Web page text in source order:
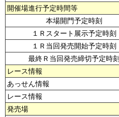
開催場進行予定時間等
本場開門予定時刻
１Ｒスタート展示予定時刻
１Ｒ当回発売開始予定時刻
最終Ｒ当回発売締切予定時刻
レース情報
あっせん情報
レース情報
発売場